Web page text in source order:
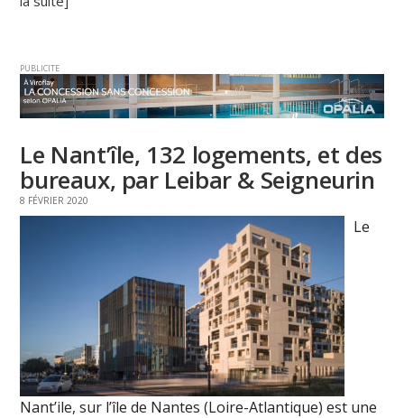
PUBLICITE
Le Nant’île, 132 logements, et des
bureaux, par Leibar & Seigneurin
8 FÉVRIER 2020
Le
Nant’ile, sur l’île de Nantes (Loire-Atlantique) est une